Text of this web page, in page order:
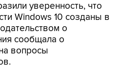
уверенность, что
Windows 10 созданы в
о
сообщала о
вопросы